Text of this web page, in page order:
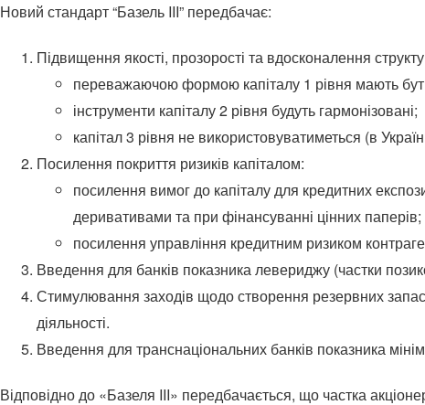
Новий стандарт “Базель III” передбачає:
Підвищення якості, прозорості та вдосконалення
переважаючою формою капіталу 1 рівня мають
інструменти капіталу 2 рівня будуть гармонізовані;
капітал 3 рівня не використовуватиметься (в
Посилення покриття ризиків капіталом:
посилення вимог до капіталу для кредитних
деривативами та при фінансуванні цінних паперів;
посилення управління кредитним ризиком
Введення для банків показника левериджу (частки
Стимулювання заходів щодо створення резервних
діяльності.
Введення для транснаціональних банків показника
Відповідно до «Базеля III» передбачається, що частка